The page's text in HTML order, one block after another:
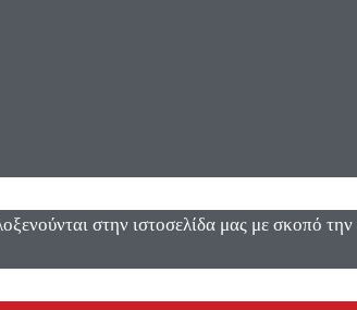
στην ιστοσελίδα μας με σκοπό